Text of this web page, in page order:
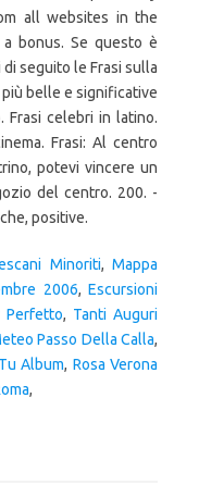
Minoriti,Mappa
2006,Escursioni
Perfetto, Tanti Auguri
Passo Della Calla,
Album, Rosa Verona
,